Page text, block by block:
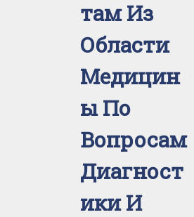
Там Из
Области
Медицин
Ы По
Вопросам
Диагност
Ики И